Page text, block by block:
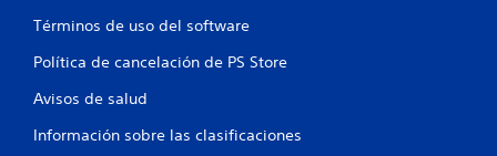
Términos de uso del software
Política de cancelación de PS Store
Avisos de salud
Información sobre las clasificaciones